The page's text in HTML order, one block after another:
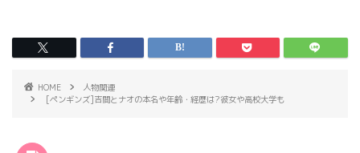
HOME
人物関連
[ペンギンズ]吉間とナオの本名や年齢・経歴は?彼女や高校大学も